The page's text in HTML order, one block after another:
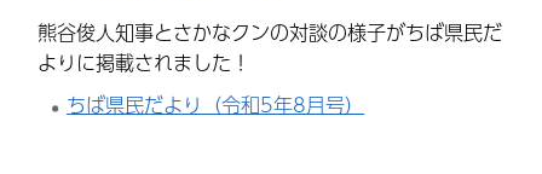
熊谷俊人知事とさかなクンの対談の様子がちば県民だ
よりに掲載されました！
ちば県民だより（令和5年8月号）